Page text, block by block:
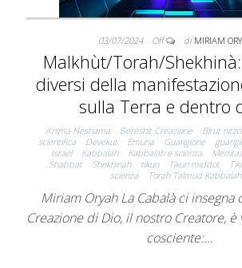
03/07/2024 Off di MIRIAM
Malkhùt/Torah/
diversi della
sulla Terra e dentro
Anima Neshama Bereshit Creazione Birur
scientifica
Devekut Emuna Guarigione
Israel
Kabbalah Kabbalah e scienza
Shabbat
Shekhinah tikun Tikun middot
scienza
Torah Talmud Kabbalah
Miriam Oryah La Cabalà ci insegna
Creazione di Dio, il nostro Creatore, è
cosciente:…